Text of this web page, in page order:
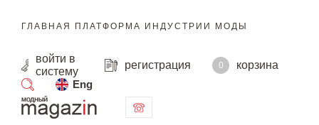
ГЛАВНАЯ ПЛАТФОРМА ИНДУСТРИИ МОДЫ
войти в
систему
регистрация 0
корзина
Eng
поиск